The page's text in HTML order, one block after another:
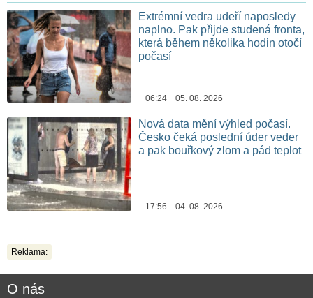
Extrémní vedra udeří naposledy
naplno. Pak přijde studená fronta,
která během několika hodin otočí
počasí
06:24 05. 08. 2026
Nová data mění výhled počasí.
Česko čeká poslední úder veder
a pak bouřkový zlom a pád teplot
17:56 04. 08. 2026
Reklama:
O nás